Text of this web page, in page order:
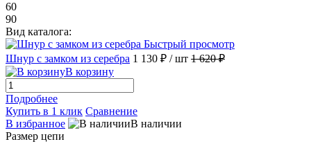
60
90
Вид каталога:
Быстрый просмотр
Шнур с замком из серебра 1 130 ₽ / шт 1 620 ₽
В корзину
Подробнее
Купить в 1 клик Сравнение
В избранное
В наличии
Размер цепи